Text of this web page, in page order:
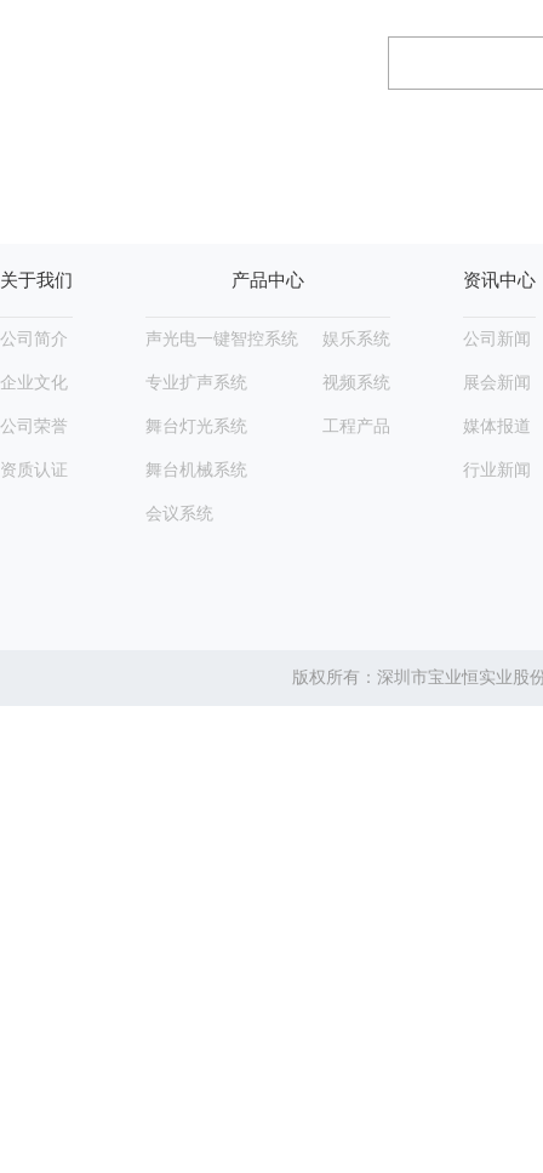
关于我们
公司简介
企业文化
公司荣誉
资质认证
产品中心
声光电一键智控系统
专业扩声系统
舞台灯光系统
舞台机械系统
会议系统
娱乐系统
视频系统
工程产品
资讯中心
公司新闻
展会新闻
媒体报道
行业新闻
版权所有：深圳市宝业恒实业